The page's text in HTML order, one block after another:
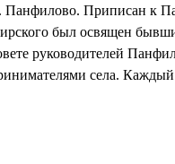
Панфилово. Приписан к
был освящен
руководителей
села.